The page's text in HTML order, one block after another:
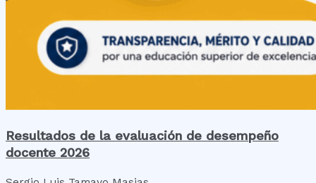
Resultados de la evaluación de desempeño
docente 2026